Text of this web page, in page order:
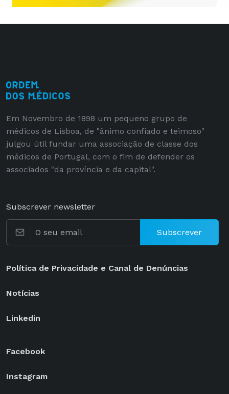
Em Novembro de 1898 um pequeno grupo de
médicos de Lisboa, de "ânimo confiado e teimoso"
julgou útil fundar uma associação de classe dos
médicos de Portugal, com o fim de defender os
associados "da província e da capital".
Subscrever newsletter
Subscrever
Política de Privacidade e Canal de Denúncias
Notícias
Linkedin
Facebook
Instagram